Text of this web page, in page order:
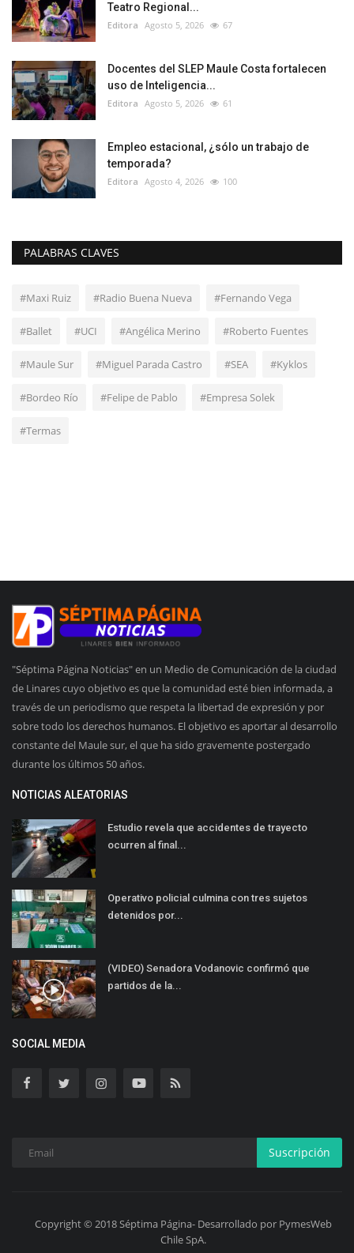
Teatro Regional...
Editora Agosto 5, 2026 67
Docentes del SLEP Maule Costa fortalecen
uso de Inteligencia...
Editora Agosto 5, 2026 61
Empleo estacional, ¿sólo un trabajo de
temporada?
Editora Agosto 4, 2026 100
PALABRAS CLAVES
#Maxi Ruiz #Radio Buena Nueva #Fernando Vega
#Ballet #UCI #Angélica Merino #Roberto Fuentes
#Maule Sur #Miguel Parada Castro #SEA #Kyklos
#Bordeo Río #Felipe de Pablo #Empresa Solek
#Termas
"Séptima Página Noticias" en un Medio de Comunicación de la ciudad
de Linares cuyo objetivo es que la comunidad esté bien informada, a
través de un periodismo que respeta la libertad de expresión y por
sobre todo los derechos humanos. El objetivo es aportar al desarrollo
constante del Maule sur, el que ha sido gravemente postergado
durante los últimos 50 años.
NOTICIAS ALEATORIAS
Estudio revela que accidentes de trayecto
ocurren al final...
Operativo policial culmina con tres sujetos
detenidos por...
(VIDEO) Senadora Vodanovic confirmó que
partidos de la...
SOCIAL MEDIA
Suscripción
Copyright © 2018 Séptima Página- Desarrollado por PymesWeb
Chile SpA.